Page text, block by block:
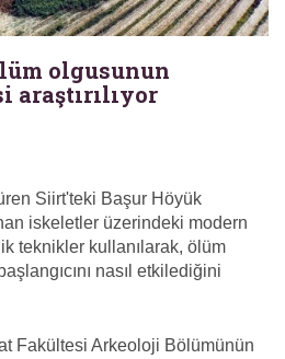
olgusunun
araştırılıyor
Siirt'teki Başur Höyük
iskeletler üzerindeki modern
teknikler kullanılarak, ölüm
nasıl etkilediğini
Fakültesi Arkeoloji Bölümünün